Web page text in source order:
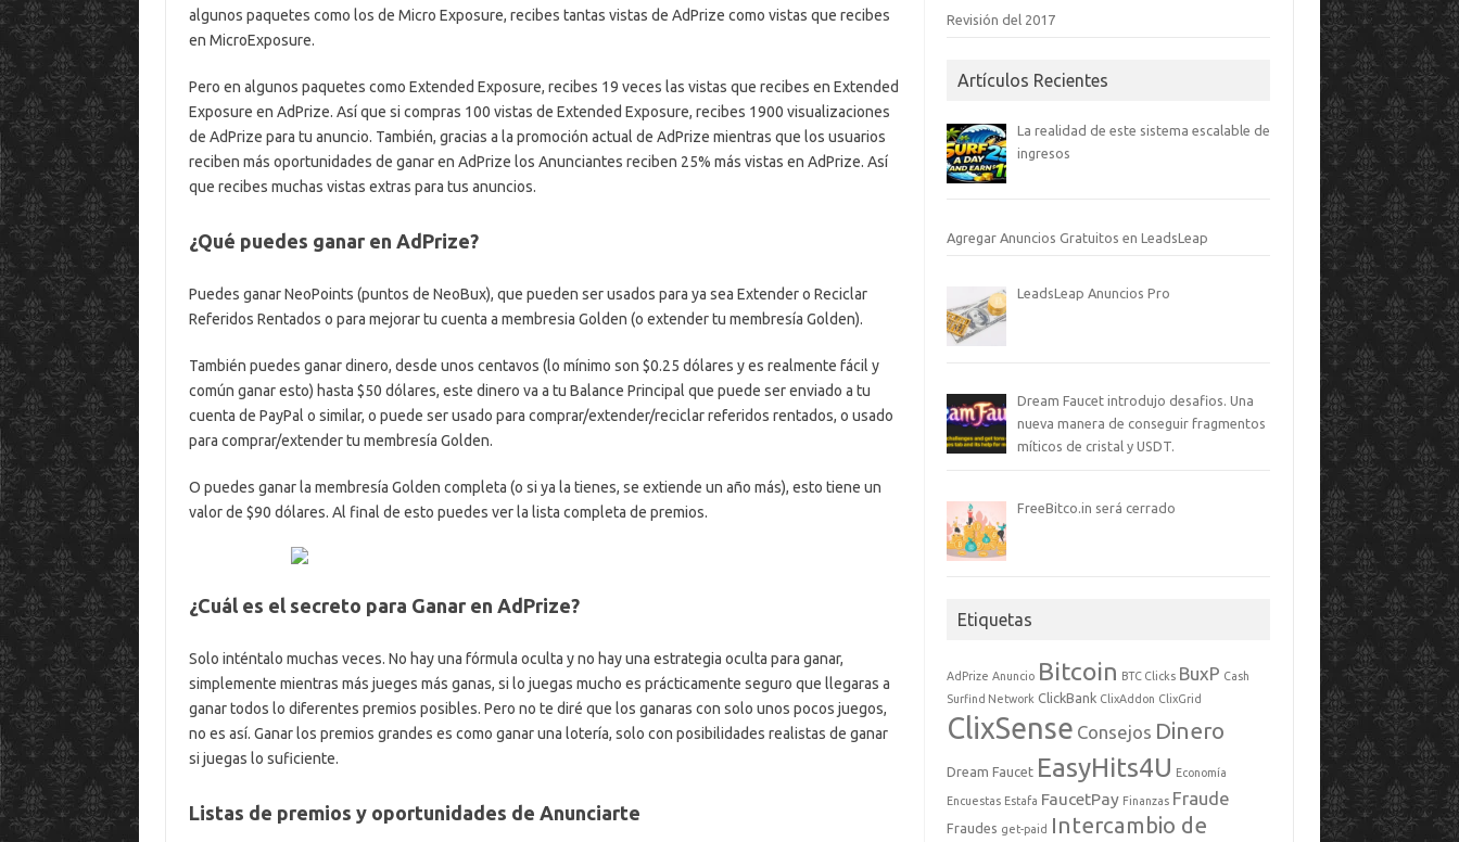
algunos paquetes como los de Micro Exposure, recibes tantas vistas de AdPrize como vistas que recibes
en MicroExposure.
Pero en algunos paquetes como Extended Exposure, recibes 19 veces las vistas que recibes en Extended
Exposure en AdPrize. Así que si compras 100 vistas de Extended Exposure, recibes 1900 visualizaciones
de AdPrize para tu anuncio. También, gracias a la promoción actual de AdPrize mientras que los usuarios
reciben más oportunidades de ganar en AdPrize los Anunciantes reciben 25% más vistas en AdPrize. Así
que recibes muchas vistas extras para tus anuncios.
¿Qué puedes ganar en AdPrize?
Puedes ganar NeoPoints (puntos de NeoBux), que pueden ser usados para ya sea Extender o Reciclar
Referidos Rentados o para mejorar tu cuenta a membresia Golden (o extender tu membresía Golden).
También puedes ganar dinero, desde unos centavos (lo mínimo son $0.25 dólares y es realmente fácil y
común ganar esto) hasta $50 dólares, este dinero va a tu Balance Principal que puede ser enviado a tu
cuenta de PayPal o similar, o puede ser usado para comprar/extender/reciclar referidos rentados, o usado
para comprar/extender tu membresía Golden.
O puedes ganar la membresía Golden completa (o si ya la tienes, se extiende un año más), esto tiene un
valor de $90 dólares. Al final de esto puedes ver la lista completa de premios.
¿Cuál es el secreto para Ganar en AdPrize?
Solo inténtalo muchas veces. No hay una fórmula oculta y no hay una estrategia oculta para ganar,
simplemente mientras más jueges más ganas, si lo juegas mucho es prácticamente seguro que llegaras a
ganar todos lo diferentes premios posibles. Pero no te diré que los ganaras con solo unos pocos juegos,
no es así. Ganar los premios grandes es como ganar una lotería, solo con posibilidades realistas de ganar
si juegas lo suficiente.
Listas de premios y oportunidades de Anunciarte
Revisión del 2017
Artículos Recientes
La realidad de este sistema escalable de
ingresos
Agregar Anuncios Gratuitos en LeadsLeap
LeadsLeap Anuncios Pro
Dream Faucet introdujo desafios. Una
nueva manera de conseguir fragmentos
míticos de cristal y USDT.
FreeBitco.in será cerrado
Etiquetas
AdPrize Anuncio Bitcoin BTC Clicks BuxP Cash
Surfind Network ClickBank ClixAddon ClixGrid
ClixSense Consejos Dinero
Dream Faucet EasyHits4U Economía
Encuestas Estafa FaucetPay Finanzas Fraude
Fraudes get-paid Intercambio de